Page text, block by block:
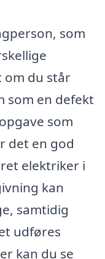
som
om du står
som en defekt
som
det en god
elektriker i
kan
samtidig
udføres
kan du se